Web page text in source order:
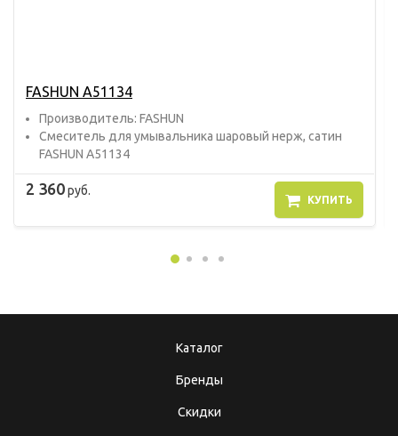
FASHUN A51134
Прoизвoдитель: FASHUN
Смеситель для умывальника шаровый нерж, сатин
FASHUN A51134
2 360руб.
КУПИТЬ
Каталог
Бренды
Скидки